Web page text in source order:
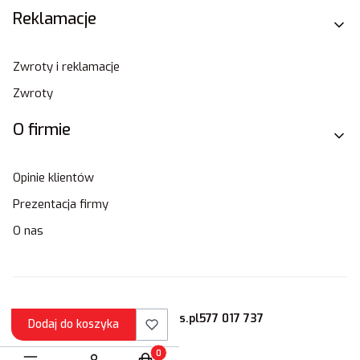
Reklamacje
Zwroty i reklamacje
Zwroty
O firmie
Opinie klientów
Prezentacja firmy
O nas
sklep@stamats.pl577 017 737
Dodaj do koszyka